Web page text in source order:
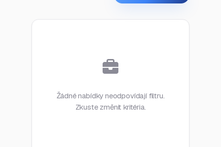
Žádné nabídky neodpovídají filtru.
Zkuste změnit kritéria.